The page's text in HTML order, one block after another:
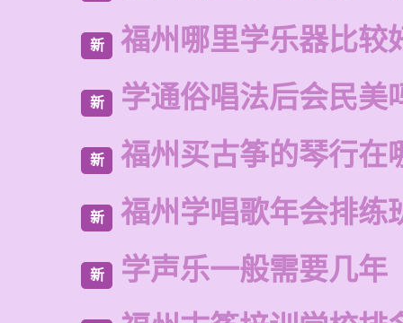
新 福州哪里学乐器比较
新 学通俗唱法后会民美
新 福州买古筝的琴行在
新 福州学唱歌年会排练
新 学声乐一般需要几年